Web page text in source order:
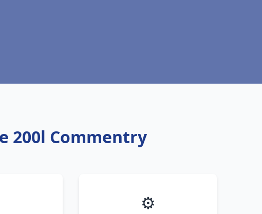
200l Commentry
⚙️